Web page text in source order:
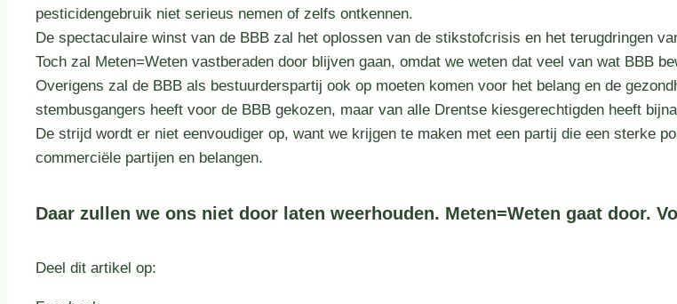
pesticidengebruik niet serieus nemen of zelfs ontkennen.
De spectaculaire winst van de BBB zal het oplossen van de stikstofcrisis en het terugdringen
Toch zal Meten=Weten vastberaden door blijven gaan, omdat we weten dat veel van wat BBB
Overigens zal de BBB als bestuurderspartij ook op moeten komen voor het belang en de
stembusgangers heeft voor de BBB gekozen, maar van alle Drentse kiesgerechtigden heeft
De strijd wordt er niet eenvoudiger op, want we krijgen te maken met een partij die een sterke
commerciële partijen en belangen.
Daar zullen we ons niet door laten weerhouden. Meten=Weten gaat door.
Deel dit artikel op: